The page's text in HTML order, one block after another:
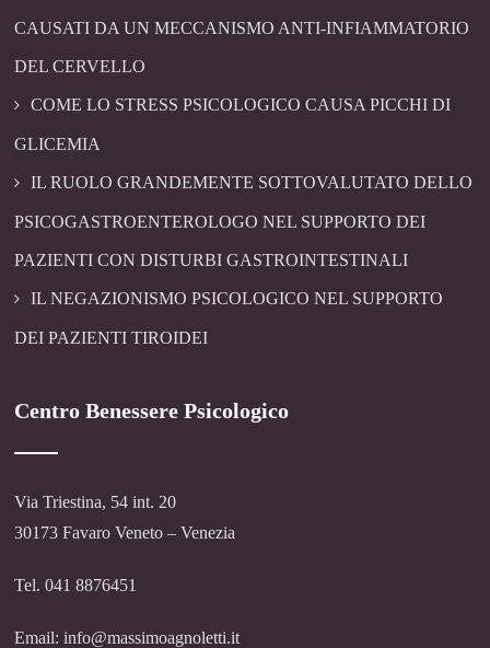
CAUSATI DA UN MECCANISMO ANTI-INFIAMMATORIO
DEL CERVELLO
COME LO STRESS PSICOLOGICO CAUSA PICCHI DI
GLICEMIA
IL RUOLO GRANDEMENTE SOTTOVALUTATO DELLO
PSICOGASTROENTEROLOGO NEL SUPPORTO DEI
PAZIENTI CON DISTURBI GASTROINTESTINALI
IL NEGAZIONISMO PSICOLOGICO NEL SUPPORTO
DEI PAZIENTI TIROIDEI
Centro Benessere Psicologico
Via Triestina, 54 int. 20
30173 Favaro Veneto – Venezia
Tel. 041 8876451
Email: info@massimoagnoletti.it